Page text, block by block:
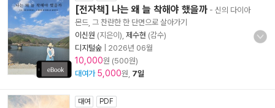
[전자책] 나는 왜 늘 착해야 했을까 - 신의 다이아
몬드, 그 찬란한 한 단면으로 살아가기
이신원 (지은이), 제수현 (감수)
디지털숲
2026년 06월
10,000원 (500원)
대여가 5,000원, 7일
대여 PDF